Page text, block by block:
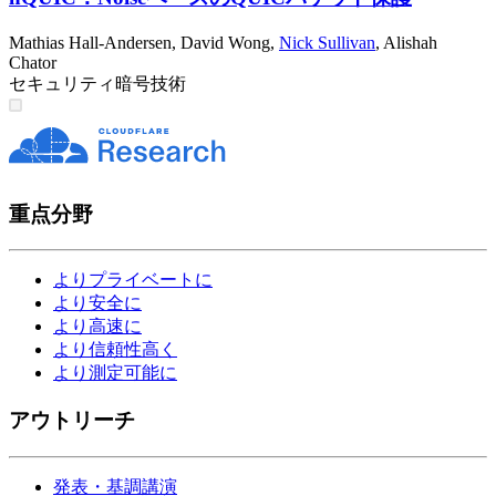
Mathias Hall-Andersen, David Wong, Nick Sullivan, Alishah
Chator
セキュリティ 暗号技術
重点分野
よりプライベートに
より安全に
より高速に
より信頼性高く
より測定可能に
アウトリーチ
発表・基調講演